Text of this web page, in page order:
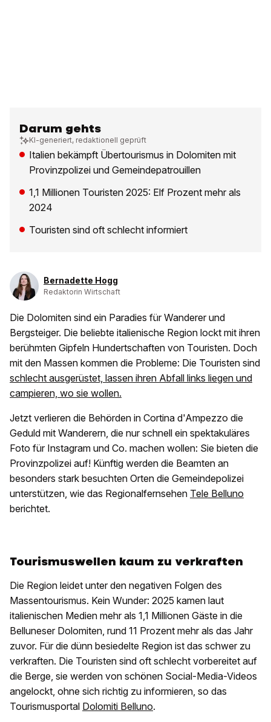
Darum gehts
KI-generiert, redaktionell geprüft
Italien bekämpft Übertourismus in Dolomiten mit
Provinzpolizei und Gemeindepatrouillen
1,1 Millionen Touristen 2025: Elf Prozent mehr als
2024
Touristen sind oft schlecht informiert
Bernadette Hogg
Redaktorin Wirtschaft
Die Dolomiten sind ein Paradies für Wanderer und
Bergsteiger. Die beliebte italienische Region lockt mit ihren
berühmten Gipfeln Hundertschaften von Touristen. Doch
mit den Massen kommen die Probleme: Die Touristen sind
schlecht ausgerüstet, lassen ihren Abfall links liegen und
campieren, wo sie wollen.
Jetzt verlieren die Behörden in Cortina d'Ampezzo die
Geduld mit Wanderern, die nur schnell ein spektakuläres
Foto für Instagram und Co. machen wollen: Sie bieten die
Provinzpolizei auf! Künftig werden die Beamten an
besonders stark besuchten Orten die Gemeindepolizei
unterstützen, wie das Regionalfernsehen Tele Belluno
berichtet.
Tourismuswellen kaum zu verkraften
Die Region leidet unter den negativen Folgen des
Massentourismus. Kein Wunder: 2025 kamen laut
italienischen Medien mehr als 1,1 Millionen Gäste in die
Belluneser Dolomiten, rund 11 Prozent mehr als das Jahr
zuvor. Für die dünn besiedelte Region ist das schwer zu
verkraften. Die Touristen sind oft schlecht vorbereitet auf
die Berge, sie werden von schönen Social-Media-Videos
angelockt, ohne sich richtig zu informieren, so das
Tourismusportal Dolomiti Belluno.